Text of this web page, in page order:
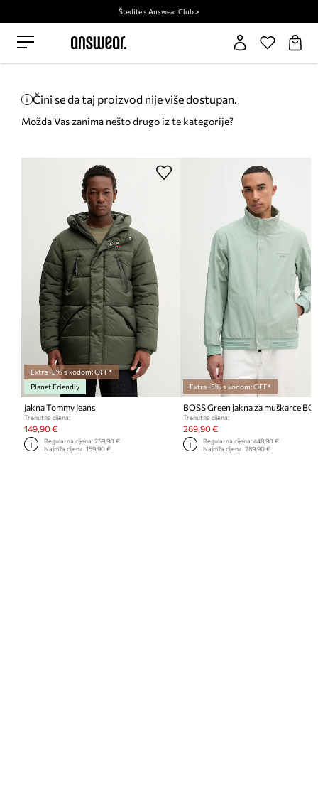
Štedite s Answear Club >
Čini se da taj proizvod nije više dostupan.
Možda Vas zanima nešto drugo iz te kategorije?
Extra -5% s kodom: OFF*
Planet Friendly
Jakna Tommy Jeans
Trenutna cijena:
149,90 €
Regularna cijena:259,90 €
Najniža cijena:159,90 €
Extra -5% s kodom: OFF*
Trenutna cijena:
269,90 €
Regularna cijena: 448,90 €
Najniža cijena: 289,90 €